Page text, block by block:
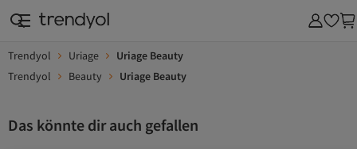
Trendyol Uriage
Uriage Beauty
Trendyol
Beauty Uriage Beauty
Das könnte dir auch gefallen